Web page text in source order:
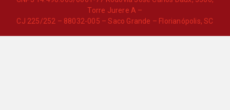
Torre Jurere A –
CJ 225/252 – 88032-005 – Saco Grande – Florianópolis, SC